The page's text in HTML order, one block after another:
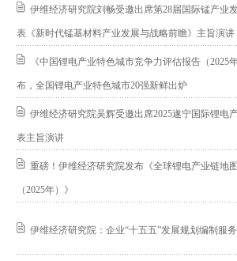
伊维经济研究院刘畅受邀出席第28届国际锰产业
表《新时代锰基材料产业发展与战略前瞻》主旨演讲
《中国锂电产业特色城市竞争力评估报告（2025
布，全国锂电产业特色城市20强新鲜出炉
伊维经济研究院吴辉受邀出席2025遂宁国际锂电
表主旨演讲
重磅！伊维经济研究院发布《全球锂电产业链地
（2025年）》
伊维经济研究院：企业“十五五”发展规划编制服